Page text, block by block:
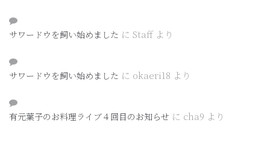
サワードウを飼い始めました に Staffより
サワードウを飼い始めました に okaeri18 より
有元葉子のお料理ライブ４回目のお知らせ に cha9 より